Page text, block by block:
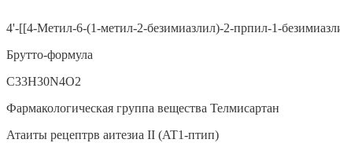
4'-[[4-Метил-6-(1-метил-2-безимиазлил)-2-прпил-1-
Брутто-формула
C33H30N4O2
Фармакологическая группа вещества Телмисартан
Атаиты рецептрв аитезиа II (AT1-птип)